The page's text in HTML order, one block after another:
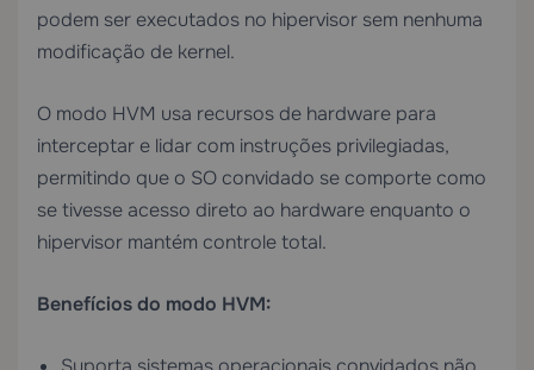
podem ser executados no hipervisor sem nenhuma
modificação de kernel.
O modo HVM usa recursos de hardware para
interceptar e lidar com instruções privilegiadas,
permitindo que o SO convidado se comporte como
se tivesse acesso direto ao hardware enquanto o
hipervisor mantém controle total.
Benefícios do modo HVM: